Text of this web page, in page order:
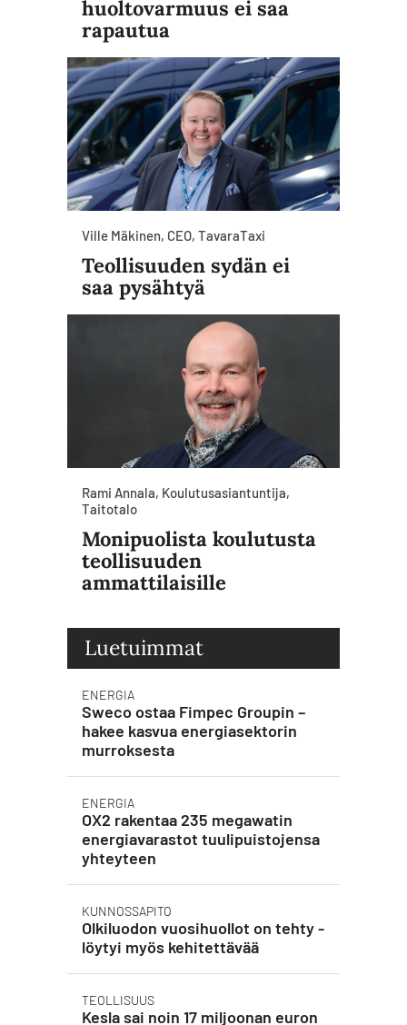
huoltovarmuus ei saa
rapautua
Ville Mäkinen, CEO, TavaraTaxi
Teollisuuden sydän ei
saa pysähtyä
Rami Annala, Koulutusasiantuntija,
Taitotalo
Monipuolista koulutusta
teollisuuden
ammattilaisille
Luetuimmat
ENERGIA
Sweco ostaa Fimpec Groupin –
hakee kasvua energiasektorin
murroksesta
ENERGIA
OX2 rakentaa 235 megawatin
energiavarastot tuulipuistojensa
yhteyteen
KUNNOSSAPITO
Olkiluodon vuosihuollot on tehty -
löytyi myös kehitettävää
TEOLLISUUS
Kesla sai noin 17 miljoonan euron